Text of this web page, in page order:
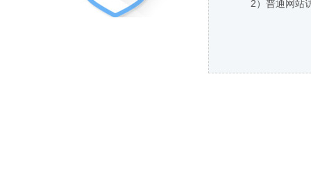
2）普通网站